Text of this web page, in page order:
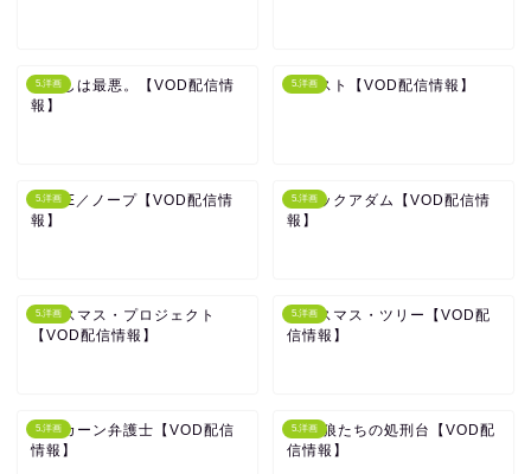
5.洋画
わたしは最悪。【VOD配信情
報】
5.洋画
ビースト【VOD配信情報】
5.洋画
NOPE／ノープ【VOD配信情
報】
5.洋画
ブラックアダム【VOD配信情
報】
5.洋画
クリスマス・プロジェクト
【VOD配信情報】
5.洋画
クリスマス・ツリー【VOD配
信情報】
5.洋画
リンカーン弁護士【VOD配信
情報】
5.洋画
SPL/狼たちの処刑台【VOD配
信情報】